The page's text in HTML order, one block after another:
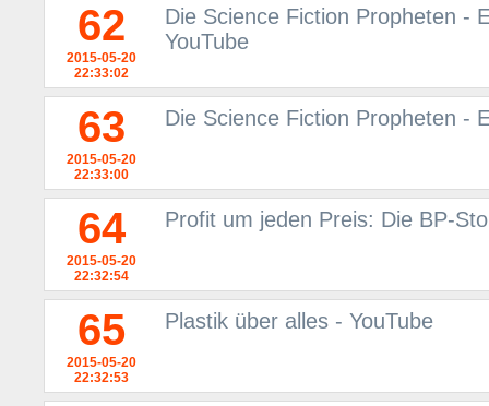
62
2015-05-20
22:33:02
Die Science Fiction Propheten -
YouTube
63
2015-05-20
22:33:00
Die Science Fiction Propheten -
64
2015-05-20
22:32:54
Profit um jeden Preis: Die BP-
65
2015-05-20
22:32:53
Plastik über alles - YouTube